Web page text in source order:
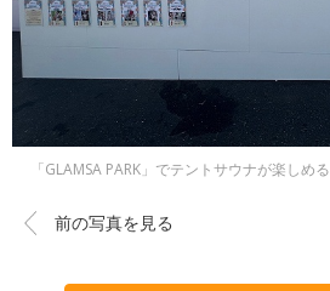
「GLAMSA PARK」でテントサウナが楽しめる
前の写真を見る